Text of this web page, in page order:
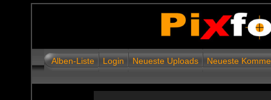
Alben-Liste Login Neueste Uploads Neueste